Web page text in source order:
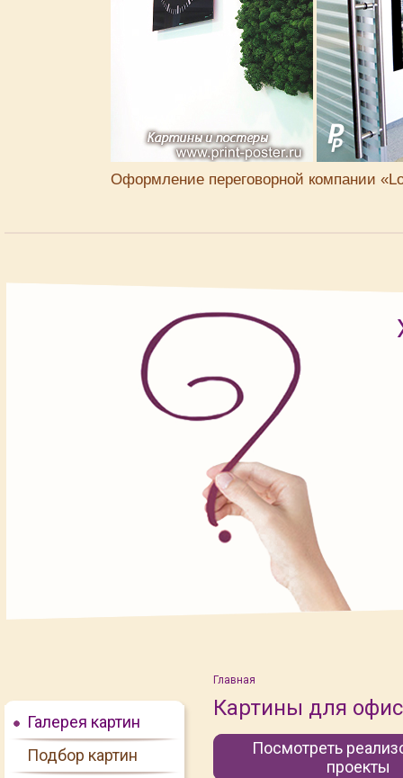
Оформление переговорной компании
Галерея картин
Подбор картин
Главная
Картины для
Посмотреть
проекты
Подбор картин